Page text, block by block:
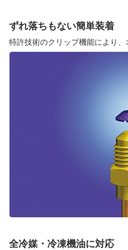
ずれ落ちもない簡単装着
特許技術のクリップ機能により、
全冷媒・冷凍機油に対応